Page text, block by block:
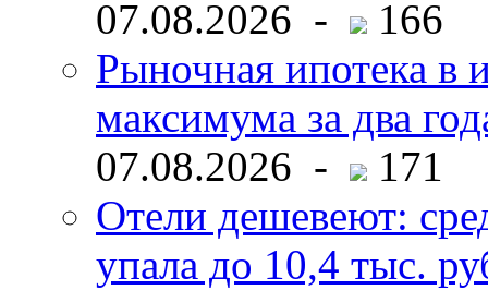
07.08.2026 -
166
Рыночная ипотека в
максимума за два
07.08.2026 -
171
Отели дешевеют:
упала до 10,4 тыс.